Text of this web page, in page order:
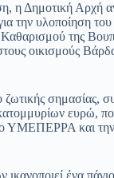
η Δημοτική Αρχή
την υλοποίηση
της
οικισμούς
ζωτικής σημασίας,
ευρώ,
ΥΜΕΠΕΡΡΑ και